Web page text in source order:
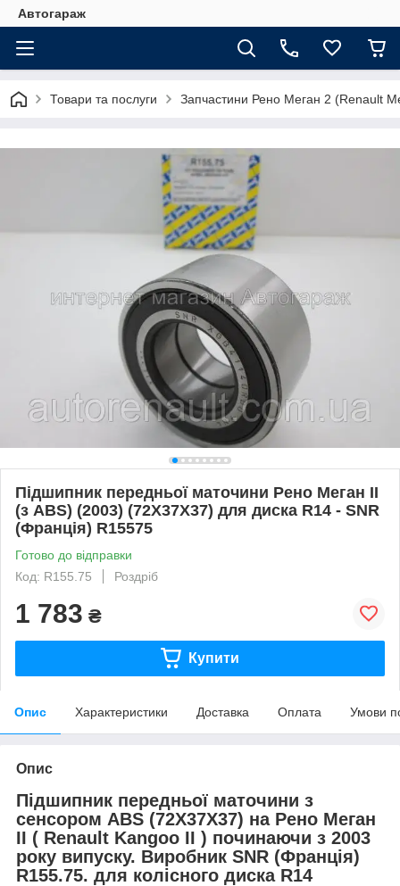
Автогараж
Товари та послуги Запчастини Рено Меган 2 (Renault
Підшипник передньої маточини Рено Меган II
(з ABS) (2003) (72X37X37) для диска R14 - SNR
(Франція) R15575
Готово до відправки
Код: R155.75
Роздріб
1 783 ₴
Купити
Опис Характеристики Доставка Оплата Умови
Опис
Підшипник передньої маточини з
сенсором ABS (72X37X37) на Рено Меган
II ( Renault Kangoo II ) починаючи з 2003
року випуску. Виробник SNR (Франція)
R155.75. для колісного диска R14